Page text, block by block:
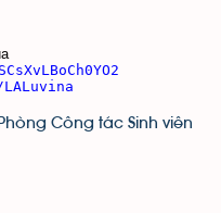
LALuvina
Phòng Công tác Sinh viên